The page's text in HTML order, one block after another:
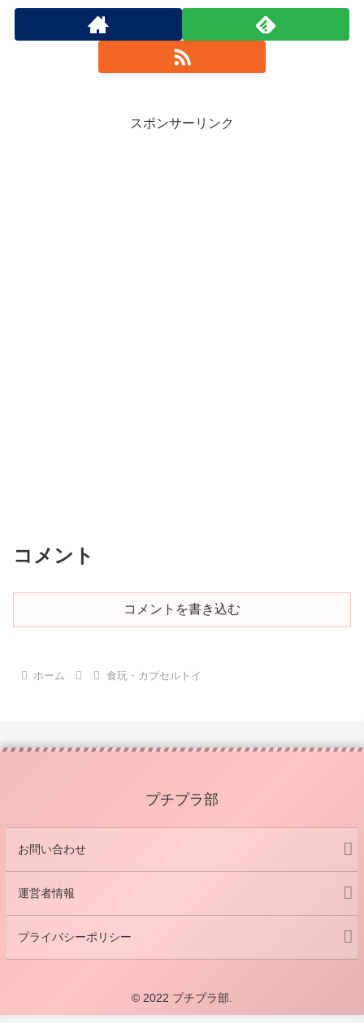
スポンサーリンク
コメント
コメントを書き込む
ホーム 食玩・カプセルトイ
プチプラ部
お問い合わせ
運営者情報
プライバシーポリシー
© 2022 プチプラ部.